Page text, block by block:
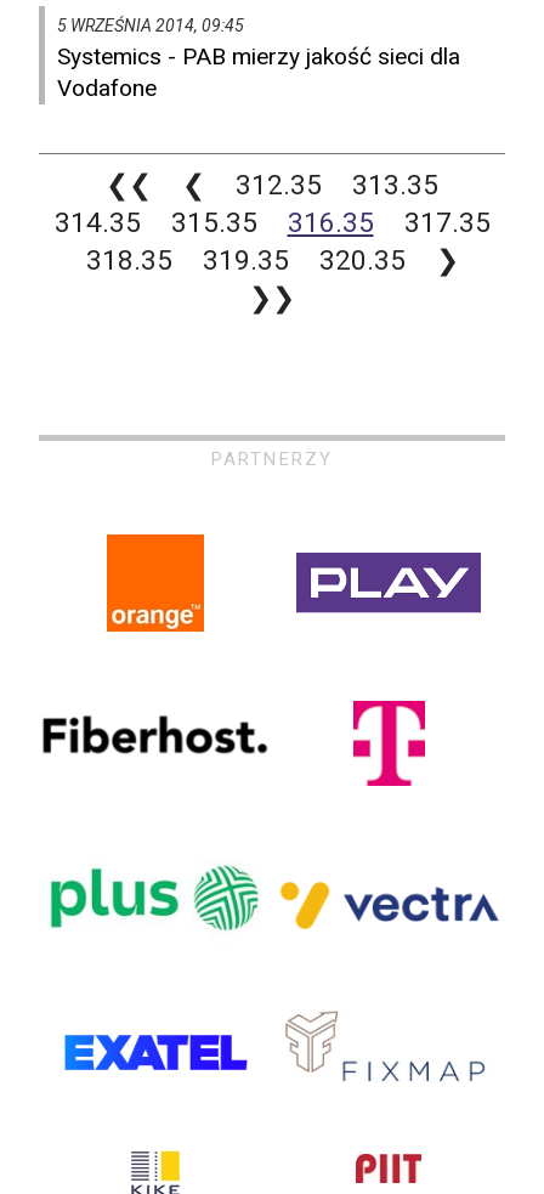
5 WRZEŚNIA 2014, 09:45
Systemics - PAB mierzy jakość sieci dla
Vodafone
❮❮ ❮ 312.35
313.35
314.35
315.35 316.35
317.35
318.35
319.35 320.35
❯
❯❯
PARTNERZY